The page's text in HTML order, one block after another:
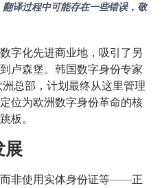
译过程中可能存在一些错误，敬
字化先进商业地，吸引了另
卢森堡。韩国数字身份专家
总部，计划最终从这里管理
位为欧洲数字身份革命的核
板。
展
非使用实体身份证等——正